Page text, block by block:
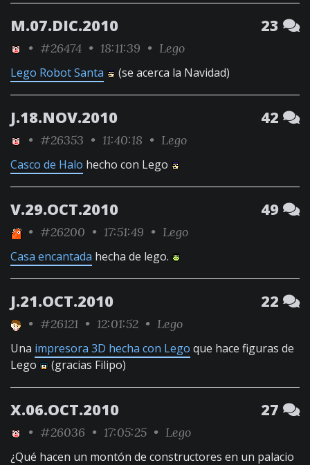
M.07.DIC.2010 23
• #26474 • 18:11:39 • Lego
Lego Robot Santa (se acerca la Navidad)
J.18.NOV.2010 42
• #26353 • 11:40:18 • Lego
Casco de Halo hecho con Lego
V.29.OCT.2010 49
• #26200 • 17:51:49 • Lego
Casa encantada hecha de lego.
J.21.OCT.2010 22
• #26121 • 12:01:52 • Lego
Una impresora 3D hecha con Lego que hace figuras de
Lego
(gracias Filipo)
X.06.OCT.2010 27
• #26036 • 17:05:25 • Lego
¿Qué hacen un montón de constructores en un palacio